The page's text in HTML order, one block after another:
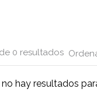
de 0 resultados
hay resultados